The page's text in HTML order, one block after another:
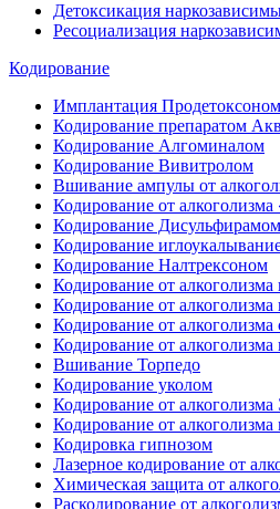
Детоксикация
Ресоциализация
Кодирование
Имплантация Продетоксоном
Кодирование препаратом
Кодирование Алгоминалом
Кодирование Вивитролом
Вшивание ампулы от
Кодирование от
Кодирование Дисульфирамом
Кодирование
Кодирование Налтрексоном
Кодирование от алкоголизма
Кодирование от алкоголизма
Кодирование от алкоголизма
Кодирование от
Вшивание Торпедо
Кодирование уколом
Кодирование от алкоголизма
Кодирование от
Кодировка гипнозом
Лазерное кодирование от
Химическая защита от
Раскодирование от